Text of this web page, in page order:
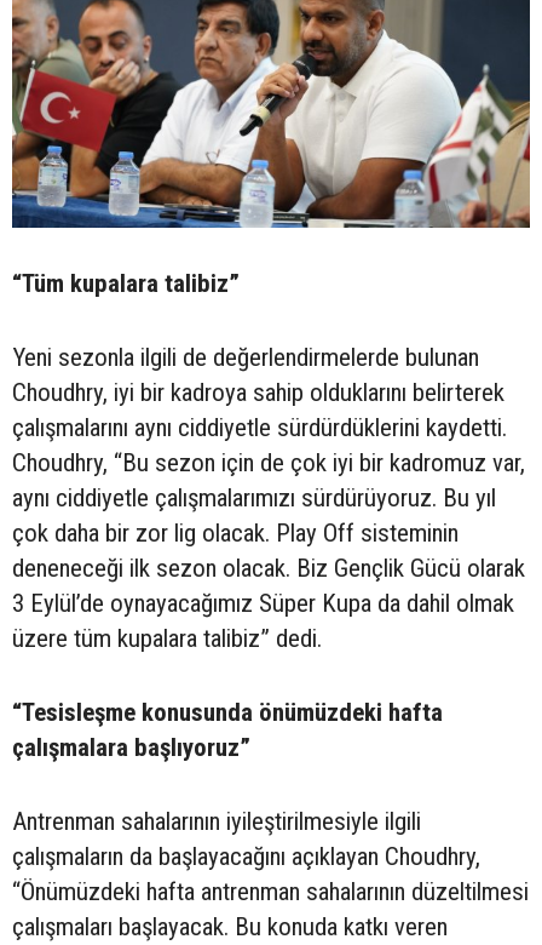
“Tüm kupalara talibiz”
Yeni sezonla ilgili de değerlendirmelerde bulunan
Choudhry, iyi bir kadroya sahip olduklarını belirterek
çalışmalarını aynı ciddiyetle sürdürdüklerini kaydetti.
Choudhry, “Bu sezon için de çok iyi bir kadromuz var,
aynı ciddiyetle çalışmalarımızı sürdürüyoruz. Bu yıl
çok daha bir zor lig olacak. Play Off sisteminin
deneneceği ilk sezon olacak. Biz Gençlik Gücü olarak
3 Eylül’de oynayacağımız Süper Kupa da dahil olmak
üzere tüm kupalara talibiz” dedi.
“Tesisleşme konusunda önümüzdeki hafta
çalışmalara başlıyoruz”
Antrenman sahalarının iyileştirilmesiyle ilgili
çalışmaların da başlayacağını açıklayan Choudhry,
“Önümüzdeki hafta antrenman sahalarının düzeltilmesi
çalışmaları başlayacak. Bu konuda katkı veren